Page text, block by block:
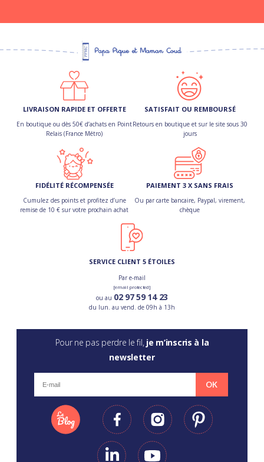
LIVRAISON RAPIDE ET OFFERTE
En boutique ou dès 50€ d’achats en Point
Relais (France Métro)
SATISFAIT OU REMBOURSÉ
Retours en boutique et sur le site sous 30
jours
FIDÉLITÉ RÉCOMPENSÉE
Cumulez des points et profitez d’une
remise de 10 € sur votre prochain achat
PAIEMENT 3 X SANS FRAIS
Ou par carte bancaire, Paypal, virement,
chèque
SERVICE CLIENT 5 ÉTOILES
Par e-mail
[email protected]
ou au 02 97 59 14 23
du lun. au vend. de 09h à 13h
Pour ne pas perdre le fil, je m’inscris à la
newsletter
OK